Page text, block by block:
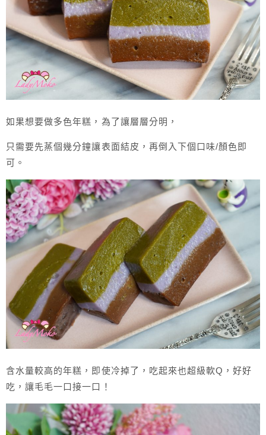
如果想要做多色年糕，為了讓層層分明，
只需要先蒸個幾分鐘讓表面結皮，再倒入下個口味/顏色即
可。
含水量較高的年糕，即使冷掉了，吃起來也超級軟Q，好好
吃，讓毛毛一口接一口！